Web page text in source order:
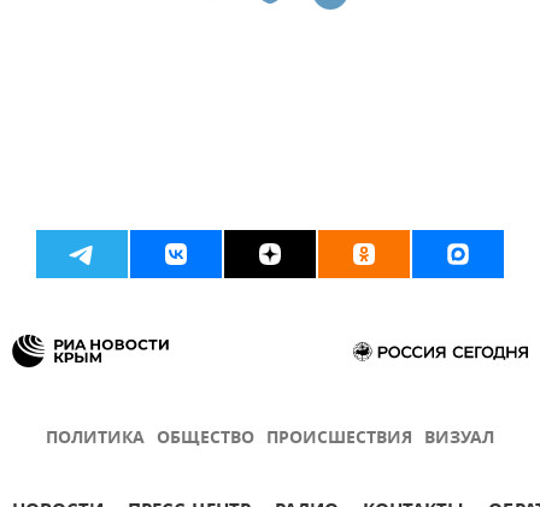
ПОЛИТИКА ОБЩЕСТВО ПРОИСШЕСТВИЯ ВИЗУАЛ